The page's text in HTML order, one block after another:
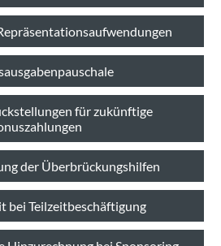
für zukünftige
der Überbrückungshilfen
bei Teilzeitbeschäftigung